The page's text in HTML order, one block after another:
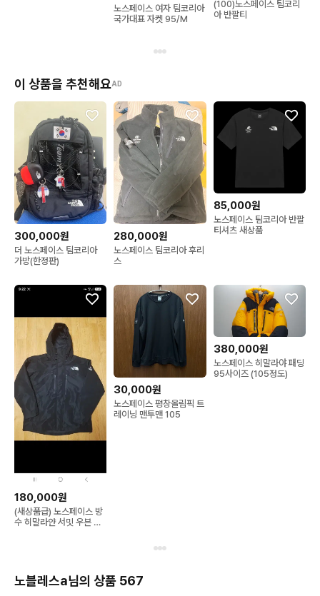
노스페이스 여자 팀코리아
국가대표 자켓 95/M
(100)노스페이스 팀코리
아 반팔티
이 상품을 추천해요AD
300,000원
더 노스페이스 팀코리아
가방(한정판)
280,000원
노스페이스 팀코리아 후리
스
85,000원
노스페이스 팀코리아 반팔
티셔츠 새상품
180,000원
(새상품급) 노스페이스 방
수 히말라얀 서밋 우븐 블
30,000원
노스페이스 평창올림픽 트
레이닝 맨투맨 105
380,000원
노스페이스 히말라야 패딩
95사이즈 (105정도)
노블레스a님의 상품 567